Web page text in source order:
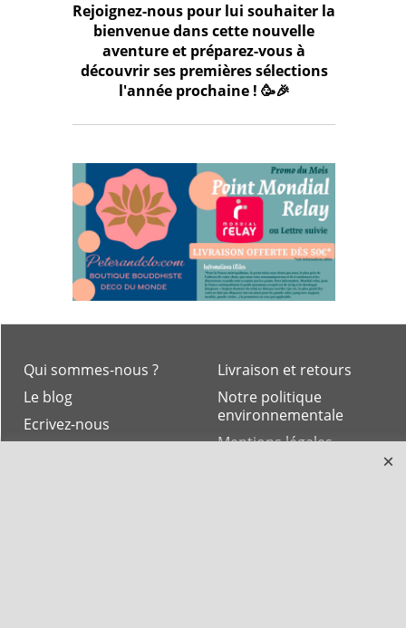
Rejoignez-nous pour lui souhaiter la
bienvenue dans cette nouvelle
aventure et préparez-vous à
découvrir ses premières sélections
l'année prochaine ! 🥳🎉
Livraison et retours
Notre politique
environnementale
Mentions légales
Qui sommes-nous ?
Le blog
Ecrivez-nous